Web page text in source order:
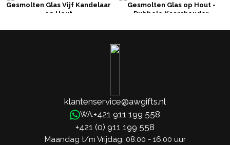
Gesmolten Glas Vijf Kandelaar
op Hout
Gesmolten Glas op Hout -
Dubbele Kaarshouder
klantenservice@awgifts.nl
WA:+421 911 199 558
+421 (0) 911 199 558
Maandag t/m Vrijdag: 08:00 - 16:00 uur